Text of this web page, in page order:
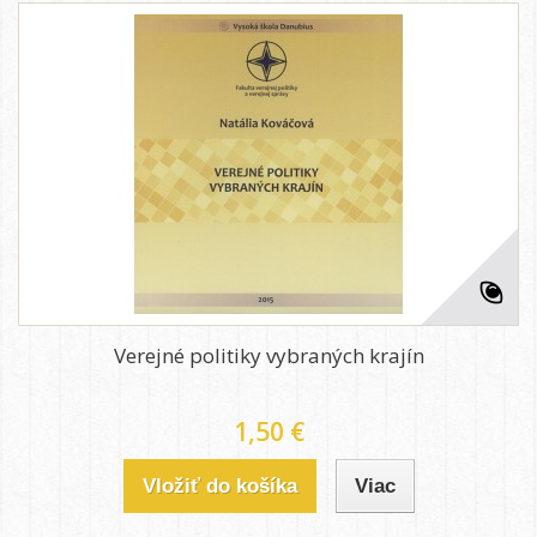
Verejné politiky vybraných krajín
1,50 €
Vložiť do košíka Viac